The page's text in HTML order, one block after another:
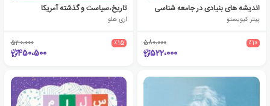
اندیشه های بنیادی در جامعه شناسی
پیتر کیویستو
٪10 580،000
522،000
تاریخ،سیاست و گذشته آمریکا
اری هلو
٪15 530،000
450،500